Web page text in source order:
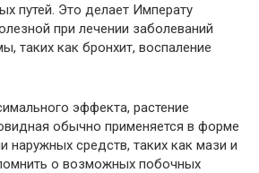
путей. Это делает Императу
при лечении заболеваний
таких как бронхит, воспаление
эффекта, растение
обычно применяется в форме
наружных средств, таких как мази и
о возможных побочных